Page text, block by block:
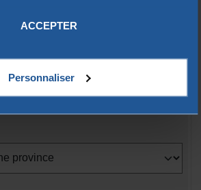
ACCEPTER
Personnaliser
Ville